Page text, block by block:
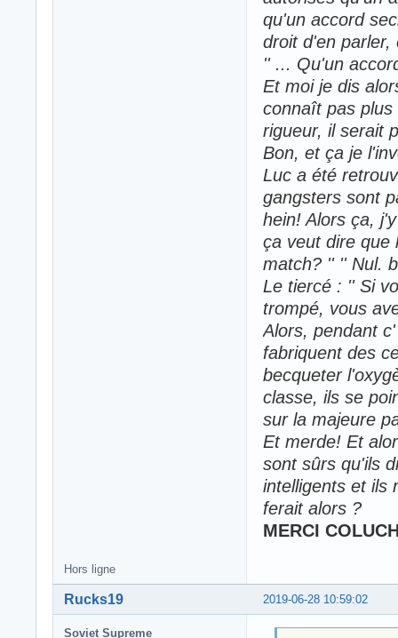
qu'un accord
droit d'en parler,
'' ... Qu'un
Et moi je dis
connaît pas
rigueur, il serait
Bon, et ça je
Luc a été
gangsters sont
hein! Alors ça,
ça veut dire que
match? '' '' Nul.
Le tiercé : '' Si
trompé, vous
Alors, pendant
fabriquent des
becqueter
classe, ils se
sur la majeure
Et merde! Et
sont sûrs qu'ils
intelligents et ils
ferait alors ?
MERCI
Hors ligne
2019-06-28 10:59:02
Rucks19
Soviet Supreme